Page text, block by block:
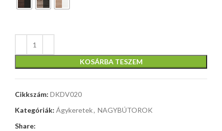
KOSÁRBA TESZEM
Cikkszám: DKDV020
Kategóriák: Ágykeretek, NAGYBÚTOROK
Share: